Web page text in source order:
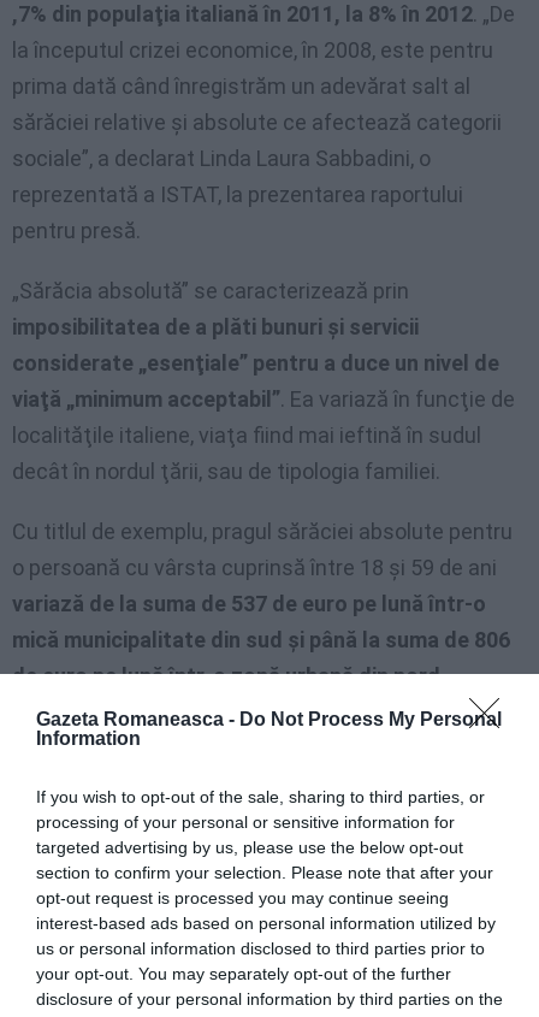
Gazeta Romaneasca - Do Not Process My Personal
Information
If you wish to opt-out of the sale, sharing to third parties, or
processing of your personal or sensitive information for
targeted advertising by us, please use the below opt-out
section to confirm your selection. Please note that after your
opt-out request is processed you may continue seeing
interest-based ads based on personal information utilized by
us or personal information disclosed to third parties prior to
your opt-out. You may separately opt-out of the further
disclosure of your personal information by third parties on the
,7% din populaţia italiană în 2011, la 8% în 2012. „De
la începutul crizei economice, în 2008, este pentru
prima dată când înregistrăm un adevărat salt al
sărăciei relative şi absolute ce afectează categorii
sociale”, a declarat Linda Laura Sabbadini, o
reprezentată a ISTAT, la prezentarea raportului
pentru presă.
„Sărăcia absolută” se caracterizează prin
imposibilitatea de a plăti bunuri şi servicii
considerate „esenţiale” pentru a duce un nivel de
viaţă „minimum acceptabil”. Ea variază în funcţie de
localităţile italiene, viaţa fiind mai ieftină în sudul
decât în nordul ţării, sau de tipologia familiei.
Cu titlul de exemplu, pragul sărăciei absolute pentru
o persoană cu vârsta cuprinsă între 18 şi 59 de ani
variază de la suma de 537 de euro pe lună într-o
mică municipalitate din sud şi până la suma de 806
de euro pe lună într-o zonă urbană din nord.
Alte persoane recenzate în acest studiu trăiesc într-
2012 la un venit de 990,88 de euro pentru o familie cu
doi membri. Sărăcia relativă a înregistrat o creştere
în numeroase tipuri de familii şi în toate regiunile ţării,
trecând de la4,9% în 2011 la 6,2% în nordul bogat,
de la 6,4% la 7,1% în centru şi de la 23,3% la 26,2%
în sudul defavorizat